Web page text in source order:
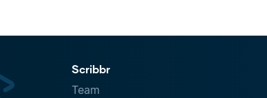
Scribbr
Team